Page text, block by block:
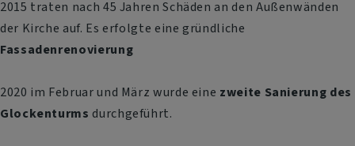
2015 traten nach 45 Jahren Schäden an den Außenwänden
der Kirche auf. Es erfolgte eine gründliche
Fassadenrenovierung
2020 im Februar und März wurde eine zweite Sanierung des
Glockenturms durchgeführt.